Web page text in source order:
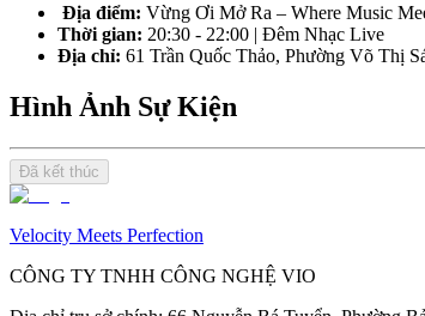
Địa điểm: Vừng Ơi Mở Ra – Where Music
Thời gian: 20:30 - 22:00 | Đêm Nhạc Live
Địa chỉ: 61 Trần Quốc Thảo, Phường Võ Thị
Hình Ảnh Sự Kiện
Đã kết thúc
Velocity Meets Perfection
CÔNG TY TNHH CÔNG NGHỆ VIO